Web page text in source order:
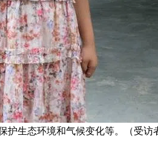
护生态环境和气候变化等。（受访